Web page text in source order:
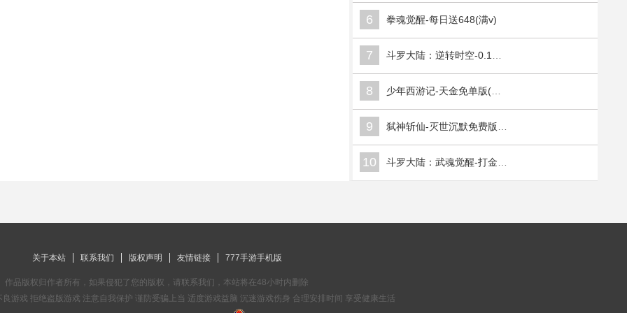
6 拳魂觉醒-每日送648(满v)
7
8
9
10
关于本站 联系我们 版权声明 友情链接 777手游手机版
作品版权归作者所有，如果侵犯了您的版权，请联系我们，本站将在48小时内删除
游戏 拒绝盗版游戏 注意自我保护 谨防受骗上当 适度游戏益脑 沉迷游戏伤身 合理安排时间 享受健康生活